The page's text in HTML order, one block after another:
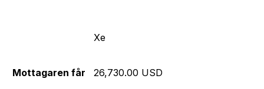
Xe
Mottagaren får
26,730.00 USD